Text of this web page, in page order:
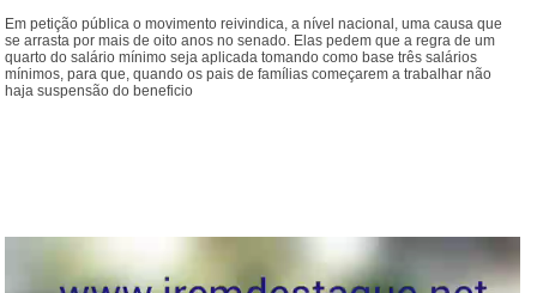
Em petição pública o movimento reivindica, a nível nacional, uma causa que
se arrasta por mais de oito anos no senado. Elas pedem que a regra de um
quarto do salário mínimo seja aplicada tomando como base três salários
mínimos, para que, quando os pais de famílias começarem a trabalhar não
haja suspensão do beneficio